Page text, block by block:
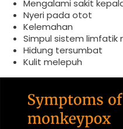
Mengalami sakit
Nyeri pada otot
Kelemahan
Simpul sistem limfatik
Hidung tersumbat
Kulit melepuh